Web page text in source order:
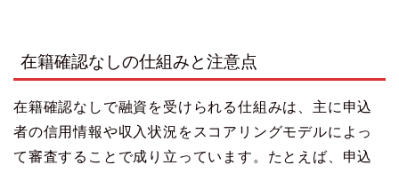
在籍確認なしの仕組みと注意点
在籍確認なしで融資を受けられる仕組みは、主に申込
者の信用情報や収入状況をスコアリングモデルによっ
て審査することで成り立っています。たとえば、申込